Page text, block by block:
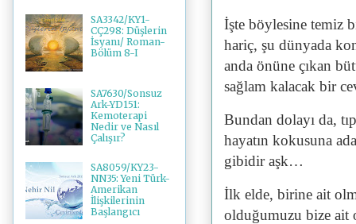
İşte böylesine temiz
hariç, şu dünyada
anda önüne çıkan
sağlam kalacak bir
Bundan dolayı da,
hayatın kokusuna
gibidir aşk…
İlk elde, birine ait
olduğumuzu bize ait
SA3342/KY1-
CÇ298: Düşlerin
İsyanı/ Roman-
Bölüm 8-I
SA7630/Sonsuz
Ark-YD151:
Kemoterapi
Nedir ve Nasıl
Çalışır?
SA8059/KY23-
NN35: Yeni Türk-
Amerikan
İlişkilerinin
Başlangıcı